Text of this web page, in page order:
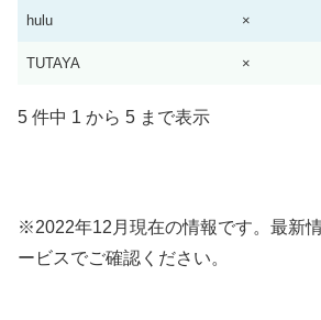
hulu ×
TUTAYA ×
5 件中 1 から 5 まで表示
※2022年12月現在の情報です。最新
ービスでご確認ください。